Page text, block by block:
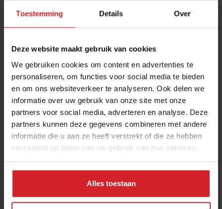
Toestemming Details Over
Deze website maakt gebruik van cookies
We gebruiken cookies om content en advertenties te
personaliseren, om functies voor social media te bieden
en om ons websiteverkeer te analyseren. Ook delen we
informatie over uw gebruik van onze site met onze
partners voor social media, adverteren en analyse. Deze
partners kunnen deze gegevens combineren met andere
informatie die u aan ze heeft verstrekt of die ze hebben
verzameld op basis van uw gebruik van hun services.
Alles toestaan
Hans Steenbergen gaat all inclusive
'Hotel Riu Caribe***** in Cancun is zo gek nog niet'
5 januari 2024| 7 min
Hotellerie Food